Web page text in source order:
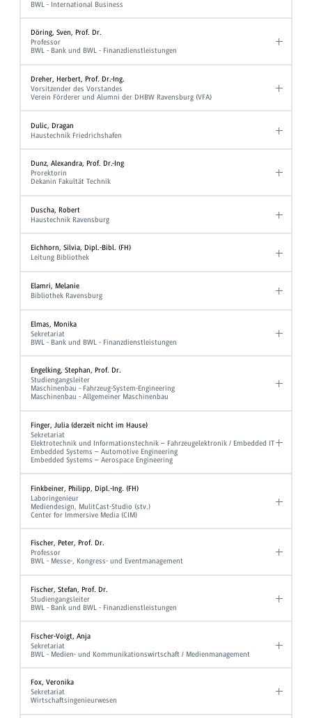
BWL - International Business
Döring, Sven, Prof. Dr.
Professor
BWL - Bank und BWL - Finanzdienstleistungen
Dreher, Herbert, Prof. Dr.-Ing.
Vorsitzender des Vorstandes
Verein Förderer und Alumni der DHBW Ravensburg (VFA)
Dulic, Dragan
Haustechnik Friedrichshafen
Dunz, Alexandra, Prof. Dr.-Ing
Prorektorin
Dekanin Fakultät Technik
Duscha, Robert
Haustechnik Ravensburg
Eichhorn, Silvia, Dipl.-Bibl. (FH)
Leitung Bibliothek
Elamri, Melanie
Bibliothek Ravensburg
Elmas, Monika
Sekretariat
BWL - Bank und BWL - Finanzdienstleistungen
Engelking, Stephan, Prof. Dr.
Studiengangsleiter
Maschinenbau - Fahrzeug-System-Engineering
Maschinenbau - Allgemeiner Maschinenbau
Finger, Julia (derzeit nicht im Hause)
Sekretariat
Elektrotechnik und Informationstechnik – Fahrzeugelektronik / Embedded IT
Embedded Systems – Automotive Engineering
Embedded Systems – Aerospace Engineering
Finkbeiner, Philipp, Dipl.-Ing. (FH)
Laboringenieur
Mediendesign, MulitCast-Studio (stv.)
Center for Immersive Media (CIM)
Fischer, Peter, Prof. Dr.
Professor
BWL - Messe-, Kongress- und Eventmanagement
Fischer, Stefan, Prof. Dr.
Studiengangsleiter
BWL - Bank und BWL - Finanzdienstleistungen
Fischer-Voigt, Anja
Sekretariat
BWL - Medien- und Kommunikationswirtschaft / Medienmanagement
Fox, Veronika
Sekretariat
Wirtschaftsingenieurwesen